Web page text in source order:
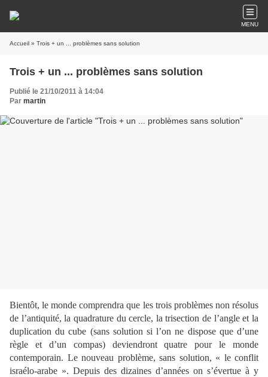
MENU
Accueil » Trois + un ... problèmes sans solution
Trois + un ... problèmes sans solution
Publié le 21/10/2011 à 14:04
Par martin
Bientôt, le monde comprendra que les trois problèmes non résolus
de l’antiquité, la quadrature du cercle, la trisection de l’angle et la
duplication du cube (sans solution si l’on ne dispose que d’une
règle et d’un compas) deviendront quatre pour le monde
contemporain. Le nouveau problème, sans solution, « le conflit
israélo-arabe ». Depuis des dizaines d’années on s’évertue à y